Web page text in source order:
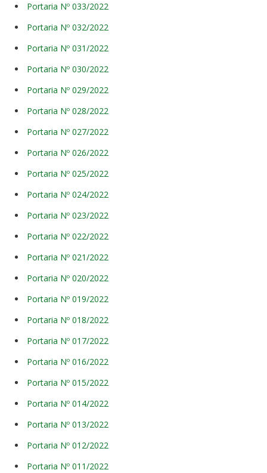
Portaria Nº 033/2022
Portaria Nº 032/2022
Portaria Nº 031/2022
Portaria Nº 030/2022
Portaria Nº 029/2022
Portaria Nº 028/2022
Portaria Nº 027/2022
Portaria Nº 026/2022
Portaria Nº 025/2022
Portaria Nº 024/2022
Portaria Nº 023/2022
Portaria Nº 022/2022
Portaria Nº 021/2022
Portaria Nº 020/2022
Portaria Nº 019/2022
Portaria Nº 018/2022
Portaria Nº 017/2022
Portaria Nº 016/2022
Portaria Nº 015/2022
Portaria Nº 014/2022
Portaria Nº 013/2022
Portaria Nº 012/2022
Portaria Nº 011/2022